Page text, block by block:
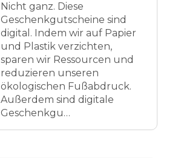
Nicht ganz. Diese
Geschenkgutscheine sind
digital. Indem wir auf Papier
und Plastik verzichten,
sparen wir Ressourcen und
reduzieren unseren
ökologischen Fußabdruck.
Außerdem sind digitale
Geschenkgu…